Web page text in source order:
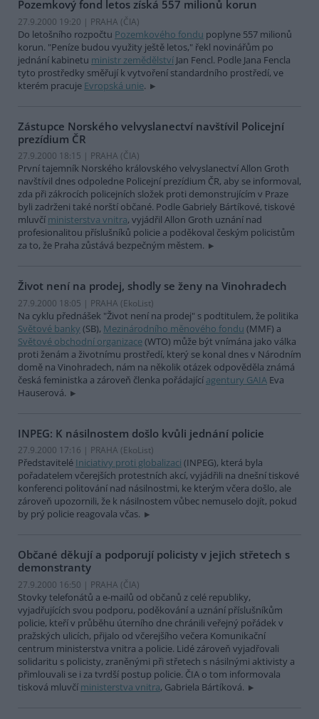
Pozemkový fond letos získá 557 milionů korun
27.9.2000 19:20 | PRAHA (ČIA)
Do letošního rozpočtu Pozemkového fondu poplyne 557 milionů
korun. "Peníze budou využity ještě letos," řekl novinářům po
jednání kabinetu ministr zemědělství Jan Fencl. Podle Jana Fencla
tyto prostředky směřují k vytvoření standardního prostředí, ve
kterém pracuje Evropská unie.
Zástupce Norského velvyslanectví navštívil Policejní
prezídium ČR
27.9.2000 18:15 | PRAHA (ČIA)
První tajemník Norského královského velvyslanectví Allon Groth
navštívil dnes odpoledne Policejní prezídium ČR, aby se informoval,
zda při zákrocích policejních složek proti demonstrujícím v Praze
byli zadrženi také norští občané. Podle Gabriely Bártíkové, tiskové
mluvčí ministerstva vnitra, vyjádřil Allon Groth uznání nad
profesionalitou příslušníků policie a poděkoval českým policistům
za to, že Praha zůstává bezpečným městem.
Život není na prodej, shodly se ženy na Vinohradech
27.9.2000 18:05 | PRAHA (EkoList)
Na cyklu přednášek "Život není na prodej" s podtitulem, že politika
Světové banky (SB), Mezinárodního měnového fondu (MMF) a
Světové obchodní organizace(WTO) může být vnímána jako válka
proti ženám a životnímu prostředí, který se konal dnes v Národním
domě na Vinohradech, nám na několik otázek odpověděla známá
česká feministka a zároveň členka pořádající agentury GAIA Eva
Hauserová.
INPEG: K násilnostem došlo kvůli jednání policie
27.9.2000 17:16 | PRAHA (EkoList)
Představitelé Iniciativy proti globalizaci (INPEG), která byla
pořadatelem včerejších protestních akcí, vyjádřili na dnešní tiskové
konferenci politování nad násilnostmi, ke kterým včera došlo, ale
zároveň upozornili, že k násilnostem vůbec nemuselo dojít, pokud
by prý policie reagovala včas.
Občané děkují a podporují policisty v jejich střetech s
demonstranty
27.9.2000 16:50 | PRAHA (ČIA)
Stovky telefonátů a e-mailů od občanů z celé republiky,
vyjadřujících svou podporu, poděkování a uznání příslušníkům
policie, kteří v průběhu úterního dne chránili veřejný pořádek v
pražských ulicích, přijalo od včerejšího večera Komunikační
centrum ministerstva vnitra a policie. Lidé zároveň vyjadřovali
solidaritu s policisty, zraněnými při střetech s násilnými aktivisty a
přimlouvali se i za tvrdší postup policie. ČIA o tom informovala
tisková mluvčí ministerstva vnitra, Gabriela Bártíková.